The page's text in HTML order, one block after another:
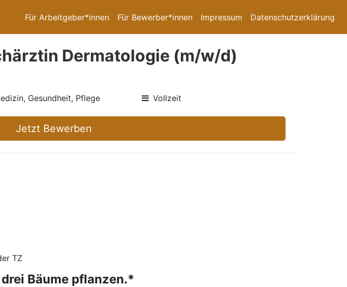
Für Arbeitgeber*innen Für Bewerber*innen Impressum Datenschutzerklärung
Dermatologie (m/w/d)
Gesundheit, Pflege Vollzeit
Jetzt Bewerben
TZ
Bäume pflanzen.*